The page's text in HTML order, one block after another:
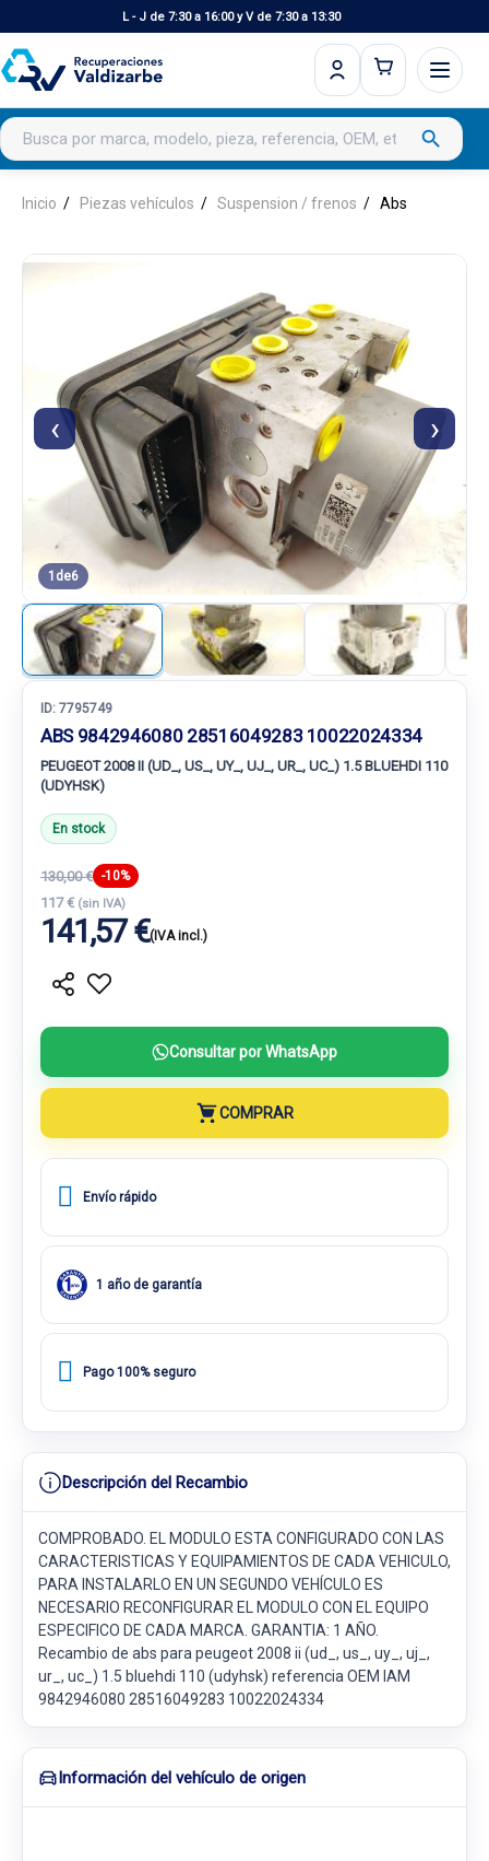
L - J de 7:30 a 16:00 y V de 7:30 a 13:30
Buscar productos search
Inicio Piezas vehículos Suspension / frenos Abs
‹ ›
1 de6
ID: 7795749
ABS 9842946080 28516049283 10022024334
PEUGEOT 2008 II (UD_, US_, UY_, UJ_, UR_, UC_) 1.5 BLUEHDI 110
(UDYHSK)
En stock
130,00 € -10%
117 € (sin IVA)
141,57 €(IVA incl.)
Consultar por WhatsApp
COMPRAR
Envío rápido
1 año de garantía
Pago 100% seguro
Descripción del Recambio
COMPROBADO. EL MODULO ESTA CONFIGURADO CON LAS
CARACTERISTICAS Y EQUIPAMIENTOS DE CADA VEHICULO,
PARA INSTALARLO EN UN SEGUNDO VEHÍCULO ES
NECESARIO RECONFIGURAR EL MODULO CON EL EQUIPO
ESPECIFICO DE CADA MARCA. GARANTIA: 1 AÑO.
Recambio de abs para peugeot 2008 ii (ud_, us_, uy_, uj_,
ur_, uc_) 1.5 bluehdi 110 (udyhsk) referencia OEM IAM
9842946080 28516049283 10022024334
Información del vehículo de origen